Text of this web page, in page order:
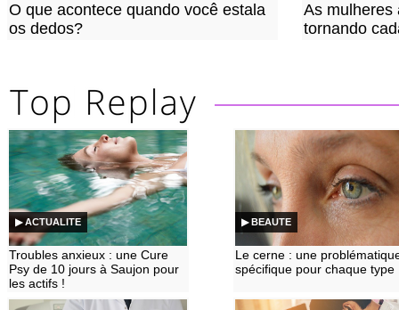
O que acontece quando você estala
os dedos?
As mulheres
tornando
▶ ACTUALITE
Troubles anxieux : une Cure
Psy de 10 jours à Saujon pour
les actifs !
▶ BEAUTE
Le cerne : une
spécifique pour chaque type